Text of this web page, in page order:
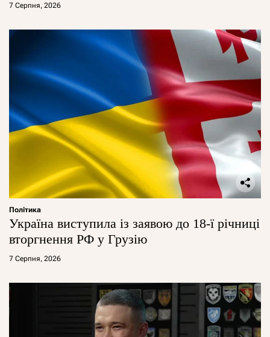
7 Серпня, 2026
Політика
Україна виступила із заявою до 18-ї річниці
вторгнення РФ у Грузію
7 Серпня, 2026